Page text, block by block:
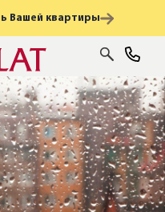
Вашей квартиры